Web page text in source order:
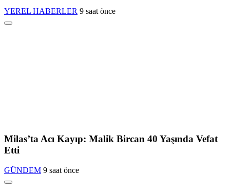
YEREL HABERLER 9 saat önce
Milas’ta Acı Kayıp: Malik Bircan 40 Yaşında Vefat
Etti
GÜNDEM 9 saat önce